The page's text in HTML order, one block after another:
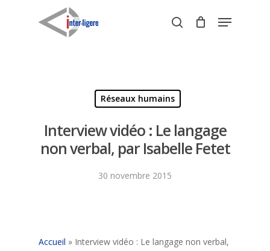
search
Menu
Réseaux humains
Interview vidéo : Le langage
non verbal, par Isabelle Fetet
30 novembre 2015
Accueil » Interview vidéo : Le langage non verbal,